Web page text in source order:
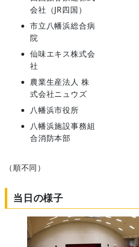
会社（JR四国）
市立八幡浜総合病
院
仙味エキス株式会
社
農業生産法人 株
式会社ニュウズ
八幡浜市役所
八幡浜施設事務組
合消防本部
（順不同）
当日の様子